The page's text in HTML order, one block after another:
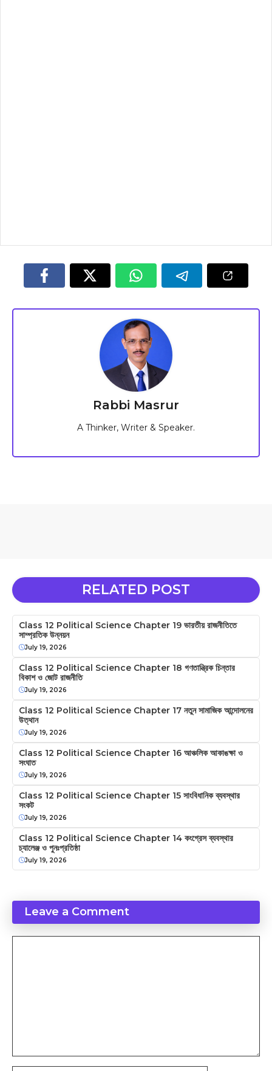
Rabbi Masrur
A Thinker, Writer & Speaker.
RELATED POST
Class 12 Political Science Chapter 19 ভারতীয় রাজনীতিতে
সাম্প্রতিক উন্নয়ন
July 19, 2026
Class 12 Political Science Chapter 18 গণতান্ত্রিক চিন্তার
বিকাশ ও জোট রাজনীতি
July 19, 2026
Class 12 Political Science Chapter 17 নতুন সামাজিক আন্দোলনের
উত্থান
July 19, 2026
Class 12 Political Science Chapter 16 আঞ্চলিক আকাঙক্ষা ও
সংঘাত
July 19, 2026
Class 12 Political Science Chapter 15 সাংবিধানিক ব্যবস্থার
সংকট
July 19, 2026
Class 12 Political Science Chapter 14 কংগ্রেস ব্যবস্থার
চ্যালেঞ্জ ও পুনঃপ্রতিষ্ঠা
July 19, 2026
Leave a Comment